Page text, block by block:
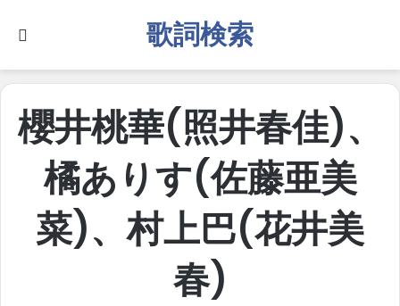
歌詞検索
櫻井桃華(照井春佳)、
橘ありす(佐藤亜美
菜)、村上巴(花井美
春)